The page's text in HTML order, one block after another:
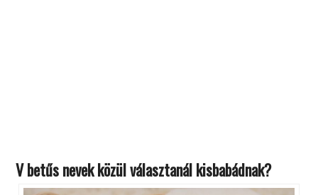
V betűs nevek közül választanál kisbabádnak?